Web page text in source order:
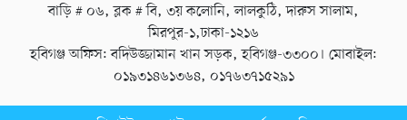
বাড়ি # ০৬, ব্লক # বি, ৩য় কলোনি, লালকুঠি, দারুস সালাম,
মিরপুর-১,ঢাকা-১২১৬
হবিগঞ্জ অফিস: বদিউজ্জামান খান সড়ক, হবিগঞ্জ-৩৩০০। মোবাইল:
০১৯৩১৪৬১৩৬৪, ০১৭৬৩৭১৫২৯১